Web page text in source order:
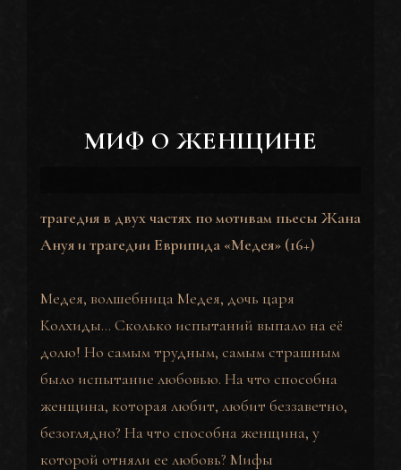
МИФ О ЖЕНЩИНЕ
трагедия в двух частях по мотивам пьесы Жана
Ануя и трагедии Еврипида «Медея» (16+)
Медея, волшебница Медея, дочь царя
Колхиды… Сколько испытаний выпало на её
долю! Но самым трудным, самым страшным
было испытание любовью. На что способна
женщина, которая любит, любит беззаветно,
безоглядно? На что способна женщина, у
которой отняли ее любовь? Мифы